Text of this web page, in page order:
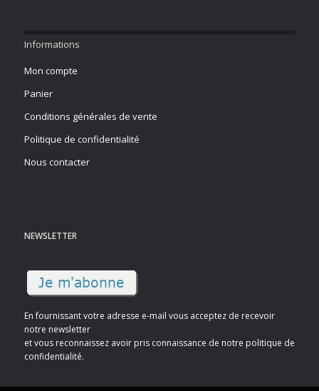
Informations
Mon compte
Panier
Conditions générales de vente
Politique de confidentialité
Nous contacter
NEWSLETTER
En fournissant votre adresse e-mail vous acceptez de recevoir
notre newsletter
et vous reconnaissez avoir pris connaissance de notre politique de
confidentialité.